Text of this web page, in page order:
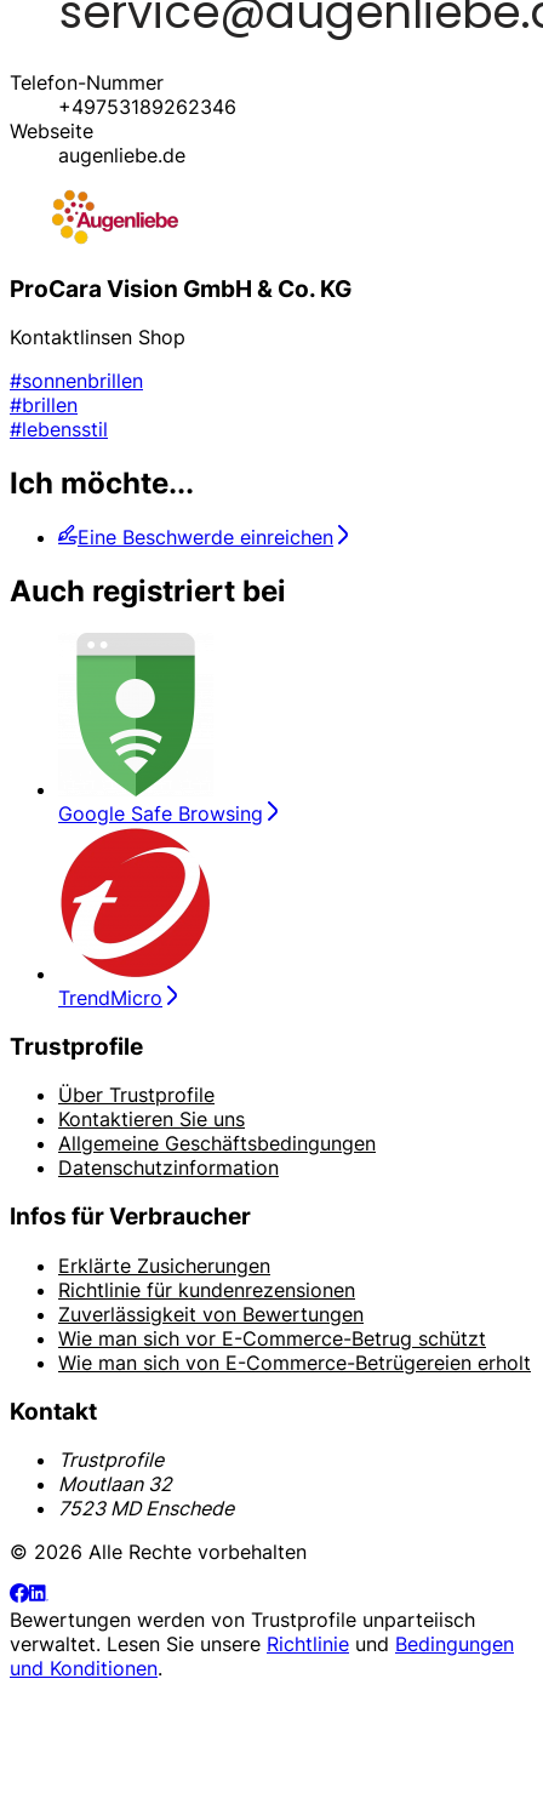
Telefon-Nummer
+49753189262346
Webseite
augenliebe.de
ProCara Vision GmbH & Co. KG
Kontaktlinsen Shop
#sonnenbrillen
#brillen
#lebensstil
Ich möchte...
Eine Beschwerde einreichen
Auch registriert bei
Google Safe Browsing
TrendMicro
Trustprofile
Über Trustprofile
Kontaktieren Sie uns
Allgemeine Geschäftsbedingungen
Datenschutzinformation
Infos für Verbraucher
Erklärte Zusicherungen
Richtlinie für kundenrezensionen
Zuverlässigkeit von Bewertungen
Wie man sich vor E-Commerce-Betrug schützt
Wie man sich von E-Commerce-Betrügereien erholt
Kontakt
Trustprofile
Moutlaan 32
7523 MD Enschede
© 2026 Alle Rechte vorbehalten
Bewertungen werden von Trustprofile unparteiisch
verwaltet. Lesen Sie unsere Richtlinie und Bedingungen
und Konditionen.